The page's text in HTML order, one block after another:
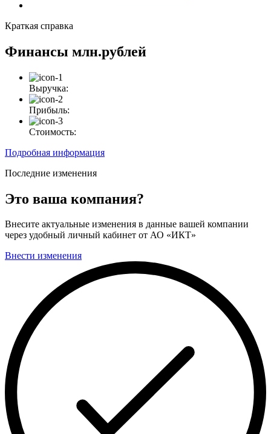
Краткая справка
Финансы млн.рублей
Выручка:
Прибыль:
Стоимость:
Подробная информация
Последние изменения
Это ваша компания?
Внесите актуальные изменения в данные вашей компании
через удобный личный кабинет от АО «ИКТ»
Внести изменения